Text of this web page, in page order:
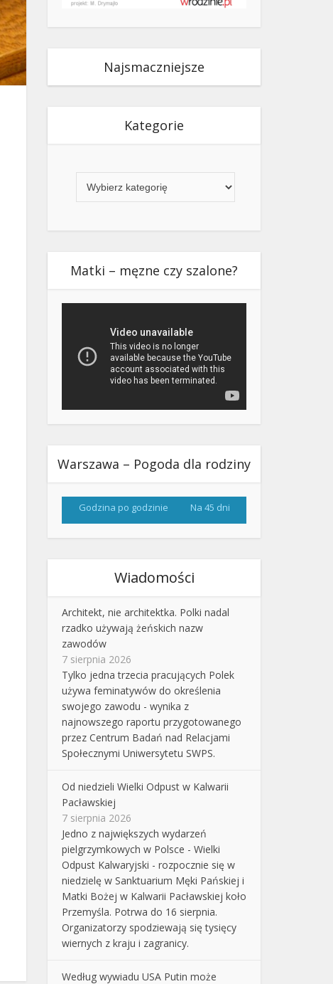
Najsmaczniejsze
Kategorie
Matki – męzne czy szalone?
Warszawa – Pogoda dla rodziny
Godzina po godzinie Na 45 dni
Wiadomości
Architekt, nie architektka. Polki nadal
rzadko używają żeńskich nazw
zawodów
7 sierpnia 2026
Tylko jedna trzecia pracujących Polek
używa feminatywów do określenia
swojego zawodu - wynika z
najnowszego raportu przygotowanego
przez Centrum Badań nad Relacjami
Społecznymi Uniwersytetu SWPS.
Od niedzieli Wielki Odpust w Kalwarii
Pacławskiej
7 sierpnia 2026
Jedno z największych wydarzeń
pielgrzymkowych w Polsce - Wielki
Odpust Kalwaryjski - rozpocznie się w
niedzielę w Sanktuarium Męki Pańskiej i
Matki Bożej w Kalwarii Pacławskiej koło
Przemyśla. Potrwa do 16 sierpnia.
Organizatorzy spodziewają się tysięcy
wiernych z kraju i zagranicy.
Według wywiadu USA Putin może